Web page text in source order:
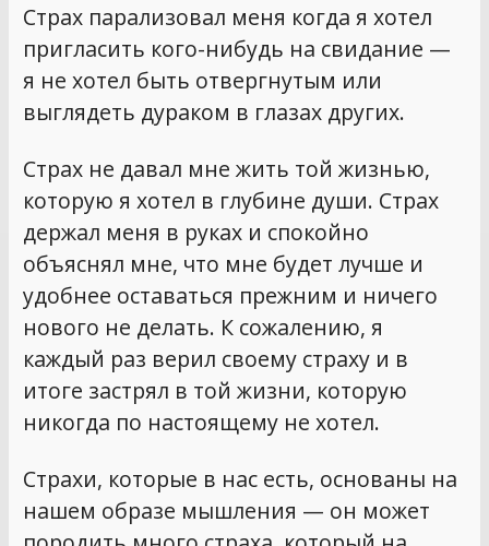
Страх парализовал меня когда я хотел
пригласить кого-нибудь на свидание —
я не хотел быть отвергнутым или
выглядеть дураком в глазах других.
Страх не давал мне жить той жизнью,
которую я хотел в глубине души. Страх
держал меня в руках и спокойно
объяснял мне, что мне будет лучше и
удобнее оставаться прежним и ничего
нового не делать. К сожалению, я
каждый раз верил своему страху и в
итоге застрял в той жизни, которую
никогда по настоящему не хотел.
Страхи, которые в нас есть, основаны на
нашем образе мышления — он может